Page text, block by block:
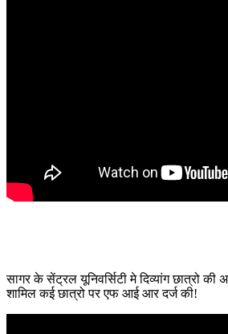
सागर के सेंट्रल यूनिवर्सिटी मे दिव्यांग छात्रो
शामिल कई छात्रो पर एफ आई आर दर्ज की!